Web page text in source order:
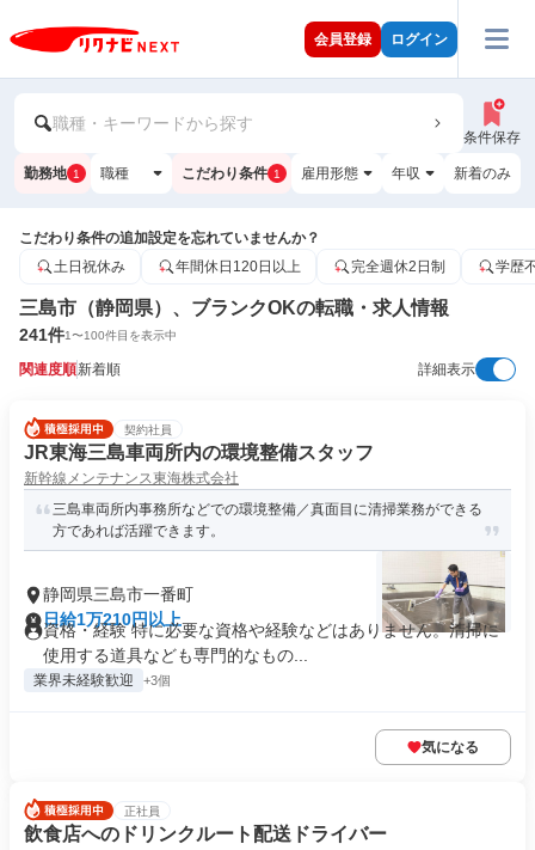
会員登録 ログイン
職種・キーワードから探す
条件保存
勤務地 1 職種 こだわり条件 1 雇用形態 年収 新着のみ
こだわり条件の追加設定を忘れていませんか？
土日祝休み
年間休日120日以上 完全週休2日制 学歴
三島市（静岡県）、ブランクOKの転職・求人情報
241件1〜100件目を表示中
関連度順新着順 詳細表示
契約社員
JR東海三島車両所内の環境整備スタッフ
新幹線メンテナンス東海株式会社
三島車両所内事務所などでの環境整備／真面目に清掃業務ができる
方であれば活躍できます。
静岡県三島市一番町
日給1万210円以上
資格・経験 特に必要な資格や経験などはありません。清掃に
使用する道具なども専門的なもの...
業界未経験歓迎 +3個
気になる
正社員
飲食店へのドリンクルート配送ドライバー